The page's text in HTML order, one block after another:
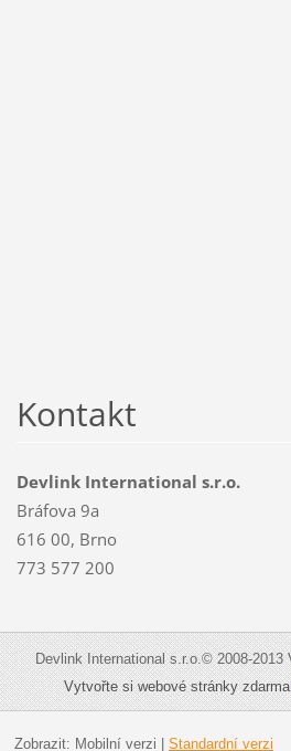
Kontakt
Devlink International s.r.o.
Bráfova 9a
616 00, Brno
773 577 200
Devlink International s.r.o.© 2008-2013
Vytvořte si webové stránky
Zobrazit: Mobilní verzi Standardní verzi